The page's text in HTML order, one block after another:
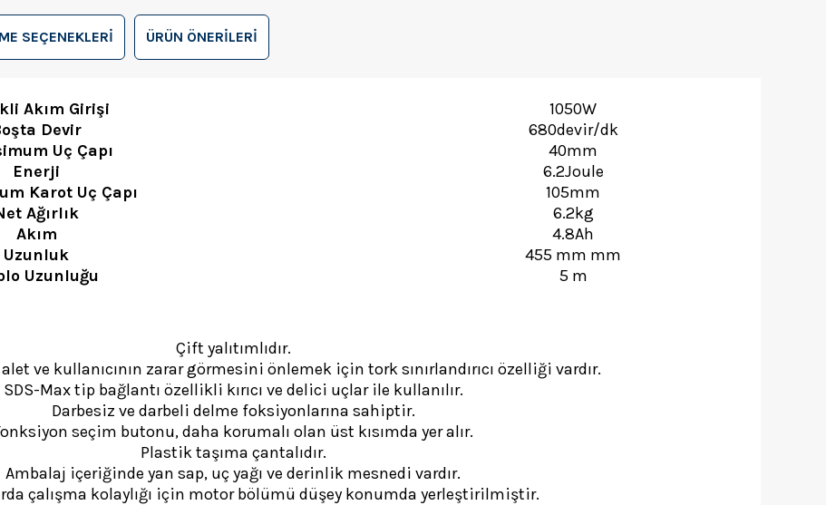
SEÇENEKLERI ÜRÜN ÖNERILERI
Akım Girişi
1050W
Devir
680devir/dk
Uç Çapı
40mm
Enerji
6.2Joule
Karot Uç Çapı
105mm
Ağırlık
6.2kg
Akım
4.8Ah
Uzunluk
455 mm mm
Uzunluğu
5 m
Çift yalıtımlıdır.
alet ve kullanıcının zarar görmesini önlemek için tork sınırlandırıcı özelliği vardır.
SDS-Max tip bağlantı özellikli kırıcı ve delici uçlar ile kullanılır.
Darbesiz ve darbeli delme foksiyonlarına sahiptir.
seçim butonu, daha korumalı olan üst kısımda yer alır.
Plastik taşıma çantalıdır.
Ambalaj içeriğinde yan sap, uç yağı ve derinlik mesnedi vardır.
çalışma kolaylığı için motor bölümü düşey konumda yerleştirilmiştir.